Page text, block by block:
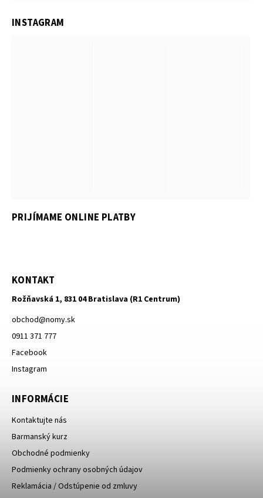
PRIJÍMAME ONLINE PLATBY
KONTAKT
Rožňavská 1, 831 04 Bratislava (R1 Centrum)
obchod@nomy.sk
0911 371 777
Facebook
Instagram
INFORMÁCIE
Kontaktujte nás
Barmanský kurz
Obchodné podmienky
Podmienky ochrany osobných údajov
Reklamácia / Odstúpenie od zmluvy
INSTAGRAM